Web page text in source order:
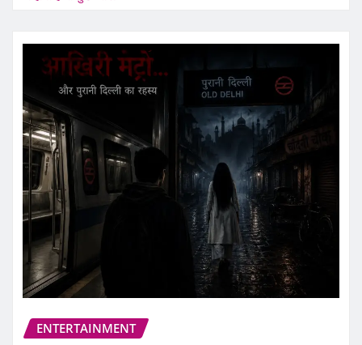
ENTERTAINMENT